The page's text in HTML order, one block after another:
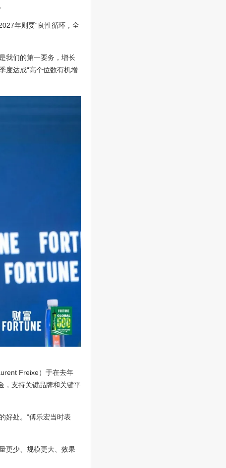
年则要“良性循环，全
我们的第一要务，增长
度达成“高个位数有机增
Freixe）于在去年
，支持关键品牌和关键平
好处。”傅乐宏当时表
更少、规模更大、效果